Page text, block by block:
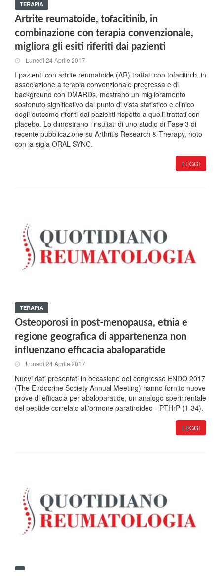
TERAPIA
Artrite reumatoide, tofacitinib, in
combinazione con terapia convenzionale,
migliora gli esiti riferiti dai pazienti
Lunedi 24 Aprile 2017
I pazienti con artrite reumatoide (AR) trattati con tofacitinib, in
associazione a terapia convenzionale pregressa e di
background con DMARDs, mostrano un miglioramento
sostenuto significativo dal punto di vista statistico e clinico
degli outcome riferiti dai pazienti rispetto a quelli trattati con
placebo. Lo dimostrano i risultati di uno studio di Fase 3 di
recente pubblicazione su Arthritis Research & Therapy, noto
con la sigla ORAL SYNC.
LEGGI
TERAPIA
Osteoporosi in post-menopausa, etnia e
regione geografica di appartenenza non
influenzano efficacia abaloparatide
Lunedi 24 Aprile 2017
Nuovi dati presentati in occasione del congresso ENDO 2017
(The Endocrine Society Annual Meeting) hanno fornito nuove
prove di efficacia per abaloparatide, un analogo sperimentale
del peptide correlato all'ormone paratiroideo - PTHrP (1-34).
LEGGI